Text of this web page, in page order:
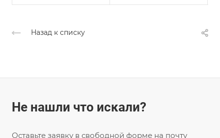
Назад к списку
Не нашли что искали?
Оставьте заявку в свободной форме на почту